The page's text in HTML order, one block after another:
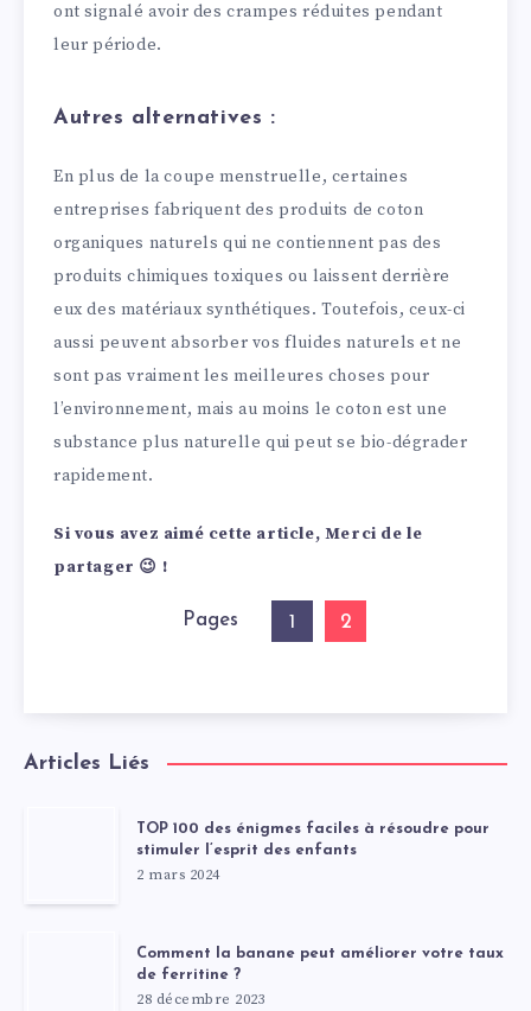
ont signalé avoir des crampes réduites pendant
leur période.
Autres alternatives :
En plus de la coupe menstruelle, certaines
entreprises fabriquent des produits de coton
organiques naturels qui ne contiennent pas des
produits chimiques toxiques ou laissent derrière
eux des matériaux synthétiques. Toutefois, ceux-ci
aussi peuvent absorber vos fluides naturels et ne
sont pas vraiment les meilleures choses pour
l’environnement, mais au moins le coton est une
substance plus naturelle qui peut se bio-dégrader
rapidement.
Si vous avez aimé cette article, Merci de le
partager 😉 !
Pages 1 2
Articles Liés
TOP 100 des énigmes faciles à résoudre pour
stimuler l’esprit des enfants
2 mars 2024
Comment la banane peut améliorer votre taux
de ferritine ?
28 décembre 2023